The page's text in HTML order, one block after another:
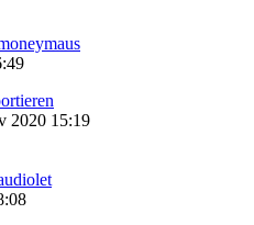
2020 15:19